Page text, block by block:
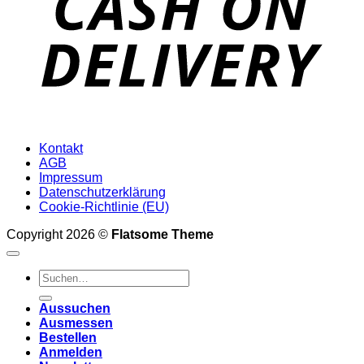
Kontakt
AGB
Impressum
Datenschutzerklärung
Cookie-Richtlinie (EU)
Copyright 2026 © Flatsome Theme
Suchen
nach:
Aussuchen
Ausmessen
Bestellen
Anmelden